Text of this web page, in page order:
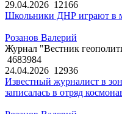
29.04.2026 12166
Школьники ДНР играют в
Розанов Валерий
Журнал "Вестник
4683984
24.04.2026 12936
Известный журналист в
записалась в отряд